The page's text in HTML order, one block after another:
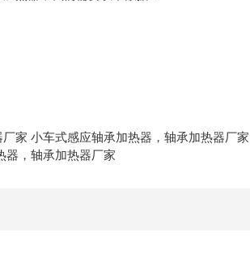
家 小车式感应轴承加热器，轴承加热器厂
器，轴承加热器厂家